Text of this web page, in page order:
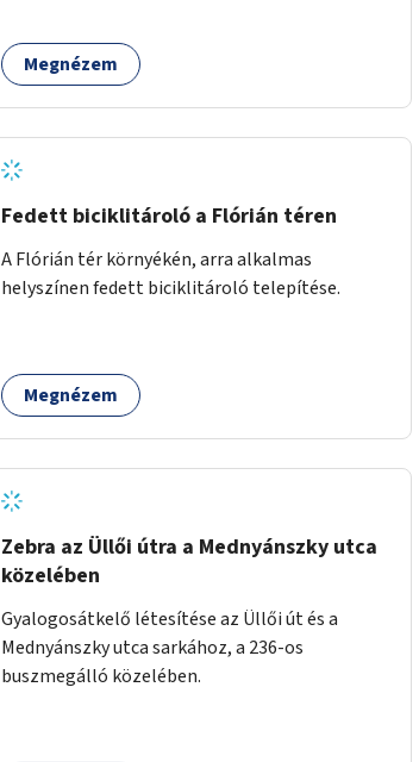
időjárás viszontagságaival szemben.
Megnézem
Fedett biciklitároló a Flórián téren
A Flórián tér környékén, arra alkalmas
helyszínen fedett biciklitároló telepítése.
Megnézem
Zebra az Üllői útra a Mednyánszky utca
közelében
Gyalogosátkelő létesítése az Üllői út és a
Mednyánszky utca sarkához, a 236-os
buszmegálló közelében.